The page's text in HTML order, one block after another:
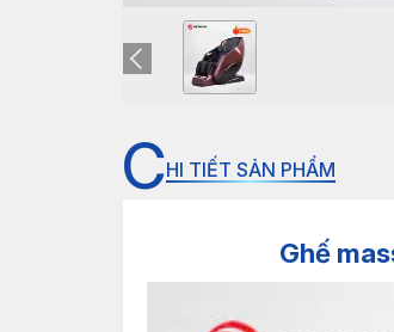
CHI TIẾT SẢN PHẨM
Ghế